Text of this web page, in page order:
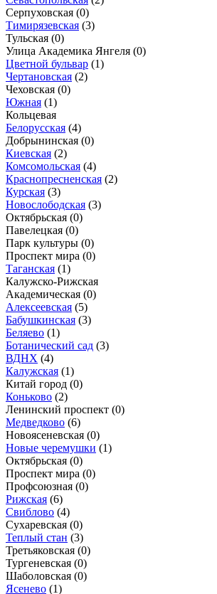
Серпуховская (0)
Тимирязевская (3)
Тульская (0)
Улица Академика Янгеля (0)
Цветной бульвар (1)
Чертановская (2)
Чеховская (0)
Южная (1)
Кольцевая
Белорусская (4)
Добрынинская (0)
Киевская (2)
Комсомольская (4)
Краснопресненская (2)
Курская (3)
Новослободская (3)
Октябрьская (0)
Павелецкая (0)
Парк культуры (0)
Проспект мира (0)
Таганская (1)
Калужско-Рижская
Академическая (0)
Алексеевская (5)
Бабушкинская (3)
Беляево (1)
Ботанический сад (3)
ВДНХ (4)
Калужская (1)
Китай город (0)
Коньково (2)
Ленинский проспект (0)
Медведково (6)
Новоясеневская (0)
Новые черемушки (1)
Октябрьская (0)
Проспект мира (0)
Профсоюзная (0)
Рижская (6)
Свиблово (4)
Сухаревская (0)
Теплый стан (3)
Третьяковская (0)
Тургеневская (0)
Шаболовская (0)
Ясенево (1)